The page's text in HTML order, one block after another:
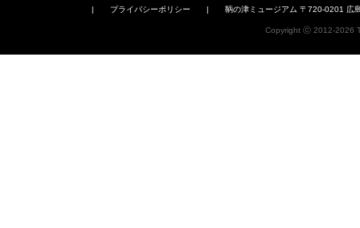
| プライバシーポリシー | 鞆の津ミュージアム 〒720-0201 広
Copyright ⓒ 2012-2026